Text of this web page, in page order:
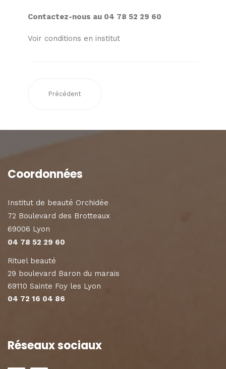
Contactez-nous au 04 78 52 29 60
Voir conditions en institut
Précédent
Coordonnées
Institut de beauté Orchidée
72 Boulevard des Brotteaux
69006 Lyon
04 78 52 29 60
Rituel beauté
29 boulevard Baron du marais
69110 Sainte Foy les Lyon
04 72 16 04 86
Réseaux sociaux